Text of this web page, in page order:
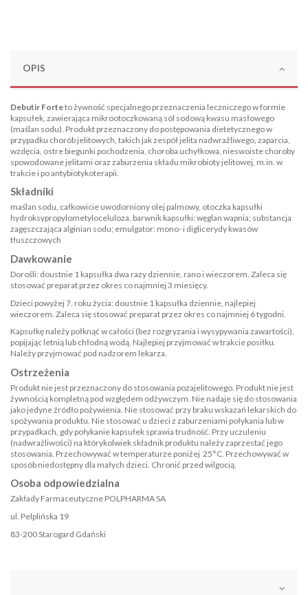
OPIS
Debutir Forteto żywność specjalnego przeznaczenia leczniczego w formie
kapsułek, zawierająca mikrootoczkowaną sól sodową kwasu masłowego
(maślan sodu). Produkt przeznaczony do postępowania dietetycznego w
przypadku chorób jelitowych, takich jak zespół jelita nadwrażliwego, zaparcia,
wzdęcia, ostre biegunki pochodzenia, choroba uchyłkowa, nieswoiste choroby
spowodowane jelitami oraz zaburzenia składu mikrobioty jelitowej, m.in. w
trakcie i po antybiotykoterapii.
Składniki
maślan sodu, całkowicie uwodorniony olej palmowy, otoczka kapsułki
hydroksypropylometyloceluloza, barwnik kapsułki: węglan wapnia; substancja
zagęszczająca alginian sodu; emulgator: mono- i diglicerydy kwasów
tłuszczowych
Dawkowanie
Dorośli: doustnie 1 kapsułka dwa razy dziennie, rano i wieczorem. Zaleca się
stosować preparat przez okres co najmniej 3 miesięcy.
Dzieci powyżej 7. roku życia: doustnie 1 kapsułka dziennie, najlepiej
wieczorem. Zaleca się stosować preparat przez okres co najmniej 6 tygodni.
Kapsułkę należy połknąć w całości (bez rozgryzania i wysypywania zawartości),
popijając letnią lub chłodną wodą. Najlepiej przyjmować w trakcie posiłku.
Należy przyjmować pod nadzorem lekarza.
Ostrzeżenia
Produkt nie jest przeznaczony do stosowania pozajelitowego. Produkt nie jest
żywnością kompletną pod względem odżywczym. Nie nadaje się do stosowania
jako jedyne źródło pożywienia. Nie stosować przy braku wskazań lekarskich do
spożywania produktu. Nie stosować u dzieci z zaburzeniami połykania lub w
przypadkach, gdy połykanie kapsułek sprawia trudność. Przy uczuleniu
(nadwrażliwości) na którykolwiek składnik produktu należy zaprzestać jego
stosowania. Przechowywać w temperaturze poniżej 25°C. Przechowywać w
sposób niedostępny dla małych dzieci. Chronić przed wilgocią.
Osoba odpowiedzialna
Zakłady Farmaceutyczne POLPHARMA SA
ul. Pelplińska 19
83-200 Starogard Gdański